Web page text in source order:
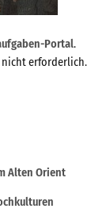
Portal.
nicht erforderlich.
Alten Orient